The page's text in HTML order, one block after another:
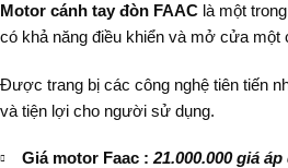
Motor cánh tay đòn FAAC là một
có khả năng điều khiển và mở cửa một
Được trang bị các công nghệ tiên tiến
và tiện lợi cho người sử dụng.
Giá motor Faac : 21.000.000 giá